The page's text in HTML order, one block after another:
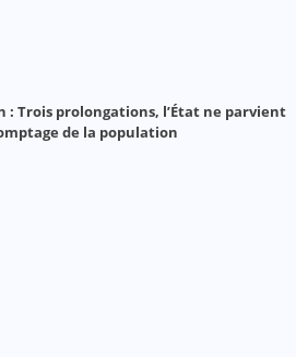
: Trois prolongations, l’État ne parvient
de la population